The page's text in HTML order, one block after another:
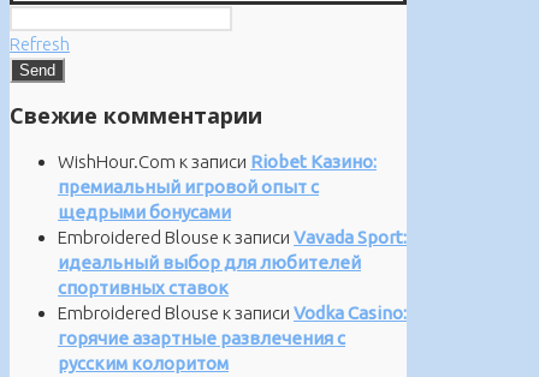
Refresh
Свежие комментарии
WishHour.Com к записи Riobet Казино:
премиальный игровой опыт с
щедрыми бонусами
Embroidered Blouse к записи Vavada Sport:
идеальный выбор для любителей
спортивных ставок
Embroidered Blouse к записи Vodka Casino:
горячие азартные развлечения с
русским колоритом